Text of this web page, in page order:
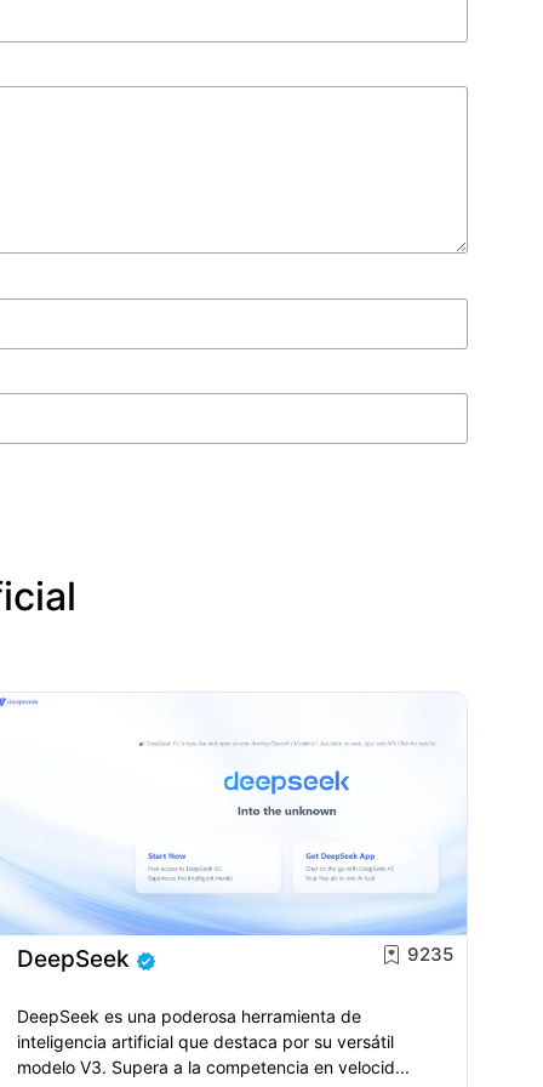
DeepSeek 9235
DeepSeek es una poderosa herramienta de
inteligencia artificial que destaca por su versátil
modelo V3. Supera a la competencia en velocid...